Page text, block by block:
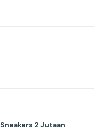
Sneakers 2 Jutaan